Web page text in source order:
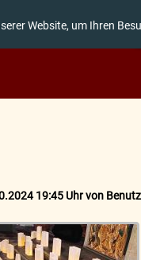
19:45 Uhrvon
Website, um Ihren